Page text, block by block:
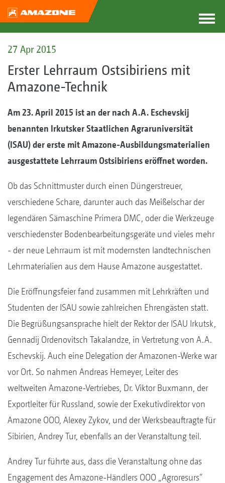
27 Apr 2015
Erster Lehrraum Ostsibiriens mit
Amazone-Technik
Am 23. April 2015 ist an der nach A.A. Eschevskij
benannten Irkutsker Staatlichen Agraruniversität
(ISAU) der erste mit Amazone-Ausbildungsmaterialien
ausgestattete Lehrraum Ostsibiriens eröffnet worden.
Ob das Schnittmuster durch einen Düngerstreuer,
verschiedene Schare, darunter auch das Meißelschar der
legendären Sämaschine Primera DMC, oder die Werkzeuge
verschiedenster Bodenbearbeitungsgeräte und vieles mehr
- der neue Lehrraum ist mit modernsten landtechnischen
Lehrmaterialien aus dem Hause Amazone ausgestattet.
Die Eröffnungsfeier fand zusammen mit Lehrkräften und
Studenten der ISAU sowie zahlreichen Ehrengästen statt.
Die Begrüßungsansprache hielt der Rektor der ISAU Irkutsk,
Gennadij Ordenovitsch Takalandze, in Vertretung von A.A.
Eschevskij. Auch eine Delegation der Amazonen-Werke war
vor Ort. So nahmen Andreas Hemeyer, Leiter des
weltweiten Amazone-Vertriebes, Dr. Viktor Buxmann, der
Exportleiter für Russland, sowie der Exekutivdirektor von
Amazone OOO, Alexey Zykov, und der Werksbeauftragte für
Sibirien, Andrey Tur, ebenfalls an der Veranstaltung teil.
Andrey Tur führte aus, dass die Veranstaltung ohne das
Engagement des Amazone-Händlers OOO „Agroresurs“